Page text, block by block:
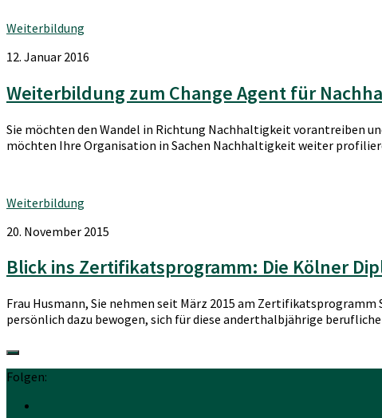
Weiterbildung
12. Januar 2016
Weiterbildung zum Change Agent für
Sie möchten den Wandel in Richtung Nachhaltigkeit vorantreiben
möchten Ihre Organisation in Sachen Nachhaltigkeit weiter
Weiterbildung
20. November 2015
Blick ins Zertifikatsprogramm: Die Kölner
Frau Husmann, Sie nehmen seit März 2015 am
persönlich dazu bewogen, sich für diese anderthalbjährige
Folgen: